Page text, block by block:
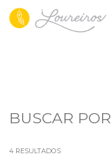
BUSCAR POR
4 RESULTADOS